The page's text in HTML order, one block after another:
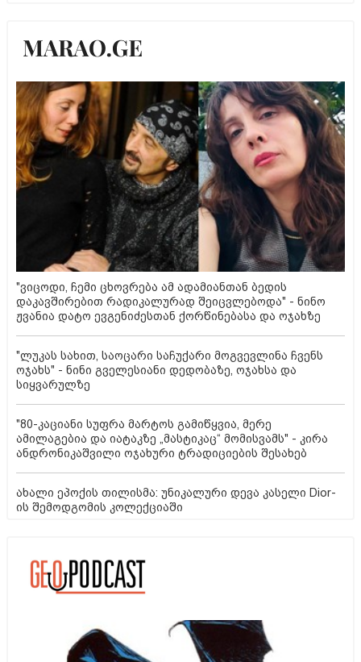
"ვიცოდი, ჩემი ცხოვრება ამ ადამიანთან ბედის
დაკავშირებით რადიკალურად შეიცვლებოდა" - ნინო
ჟვანია დატო ევგენიძესთან ქორწინებასა და ოჯახზე
"ლუკას სახით, საოცარი საჩუქარი მოგვევლინა ჩვენს
ოჯახს" - ნინი გველესიანი დედობაზე, ოჯახსა და
სიყვარულზე
"80-კაციანი სუფრა მარტოს გამიწყვია, მერე
ამილაგებია და იატაკზე „მასტიკაც“ მომისვამს" - კირა
ანდრონიკაშვილი ოჯახური ტრადიციების შესახებ
ახალი ეპოქის თილისმა: უნიკალური დევა კასელი Dior-
ის შემოდგომის კოლექციაში